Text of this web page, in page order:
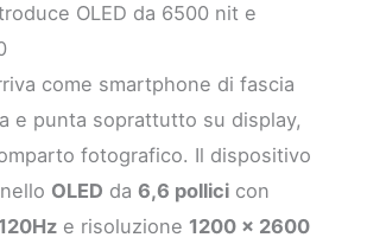
OLED da 6500 nit e
come smartphone di fascia
e punta soprattutto su display,
fotografico. Il dispositivo
OLED da6,6 pollici con
120Hz e risoluzione 1200 x 2600